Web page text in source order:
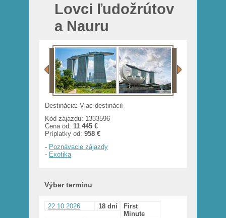
Lovci ľudožrútov
a Nauru
Destinácia: Viac destinácií
Kód zájazdu: 1333596
Cena od: 11 445 €
Príplatky od:958 €
- Poznávacie zájazdy
- Exotika
Výber termínu
22.10.2026 18 dní
First
Minute